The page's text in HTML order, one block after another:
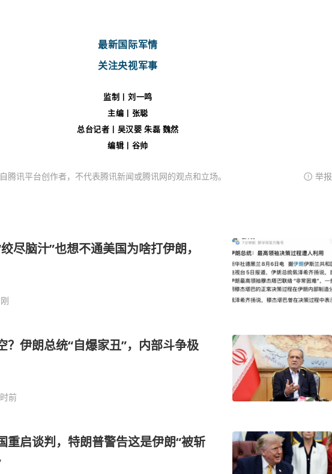
最新国际军情
关注央视军事
监制 丨刘一鸣
主编 丨张聪
总台记者 丨 吴汉婴 朱磊 魏然
编辑丨谷帅
腾讯平台创作者，不代表腾讯新闻或腾讯网的观点和立场。 举报
尽脑汁”也想不通美国为啥打伊朗，
？伊朗总统“自爆家丑”，内部斗争极
前
重启谈判，特朗普警告这是伊朗“被斩